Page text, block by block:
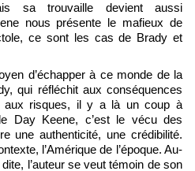
sa trouvaille devient aussi
nous présente le mafieux de
ce sont les cas de Brady et
d’échapper à ce monde de la
qui réfléchit aux conséquences
aux risques, il y a là un coup à
Day Keene, c’est le vécu des
une authenticité, une crédibilité.
l’Amérique de l’époque. Au-
l’auteur se veut témoin de son